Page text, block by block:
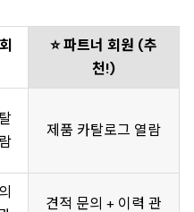
⭐ 파트너 회원 (추
천!)
제품 카탈로그 열람
견적 문의 + 이력 관